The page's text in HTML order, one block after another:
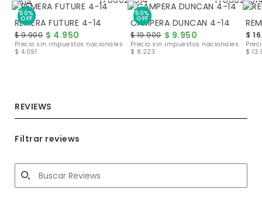
50%
OFF
REMERA FUTURE 4-14
$ 9.900 $ 4.950
Precio sin impuestos nacionales
$ 4.091
50%
OFF
CAMPERA DUNCAN 4-14
$ 19.900 $ 9.950
Precio sin impuestos nacionales
$ 8.223
$
$
REVIEWS
Filtrar reviews